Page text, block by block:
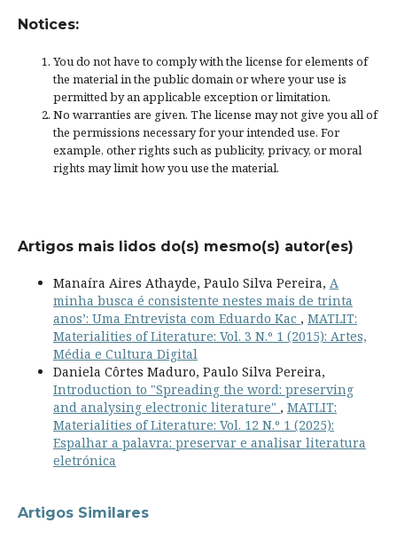
Notices:
You do not have to comply with the license for elements of
the material in the public domain or where your use is
permitted by an applicable exception or limitation.
No warranties are given. The license may not give you all of
the permissions necessary for your intended use. For
example, other rights such as publicity, privacy, or moral
rights may limit how you use the material.
Artigos mais lidos do(s) mesmo(s) autor(es)
Manaíra Aires Athayde, Paulo Silva Pereira, A
minha busca é consistente nestes mais de trinta
anos’: Uma Entrevista com Eduardo Kac , MATLIT:
Materialities of Literature: Vol. 3 N.º 1 (2015): Artes,
Média e Cultura Digital
Daniela Côrtes Maduro, Paulo Silva Pereira,
Introduction to "Spreading the word: preserving
and analysing electronic literature" , MATLIT:
Materialities of Literature: Vol. 12 N.º 1 (2025):
Espalhar a palavra: preservar e analisar literatura
eletrónica
Artigos Similares